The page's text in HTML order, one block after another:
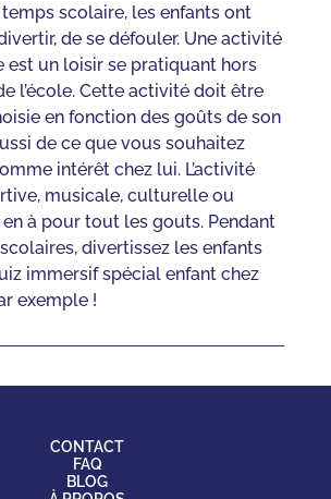
scolaire, les enfants ont
de se défouler. Une activité
est un loisir se pratiquant hors
l’école. Cette activité doit être
en fonction des goûts de son
de ce que vous souhaitez
intérêt chez lui. L’activité
musicale, culturelle ou
à pour tout les gouts. Pendant
divertissez les enfants
immersif spécial enfant chez
exemple !
CONTACT
FAQ
BLOG